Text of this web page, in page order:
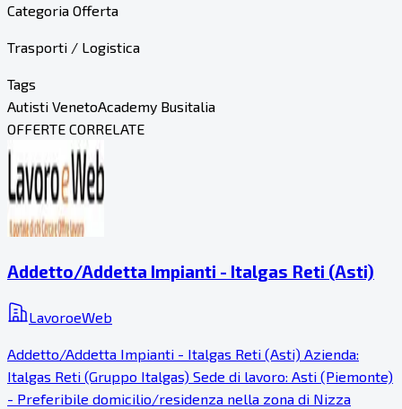
Categoria Offerta
Trasporti / Logistica
Tags
Autisti VenetoAcademy Busitalia
OFFERTE CORRELATE
Addetto/Addetta Impianti - Italgas Reti (Asti)
LavoroeWeb
Addetto/Addetta Impianti - Italgas Reti (Asti) Azienda:
Italgas Reti (Gruppo Italgas) Sede di lavoro: Asti (Piemonte)
- Preferibile domicilio/residenza nella zona di Nizza